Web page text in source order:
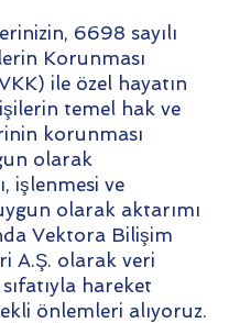
6698 sayılı
Korunması
ile özel hayatın
temel hak ve
korunması
olarak
işlenmesi ve
olarak aktarımı
Vektora Bilişim
A.Ş. olarak veri
hareket
önlemleri alıyoruz.